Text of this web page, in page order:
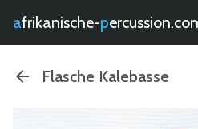
afrikanische-
Flasche Kalebasse